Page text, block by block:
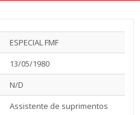
ESPECIAL FMF
13/05/1980
N/D
Assistente de suprimentos